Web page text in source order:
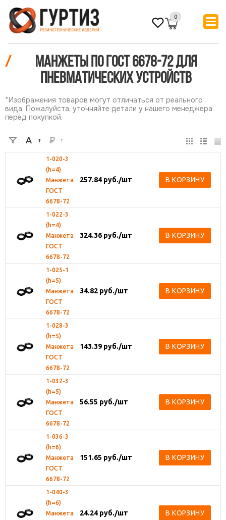
0
/
Манжеты по ГОСТ 6678-72 для
пневматических устройств
*Изображения товаров могут отличаться от реального
вида. Пожалуйста, уточняйте детали у нашего менеджера
перед покупкой.
1-020-3
(h=4)
Манжета
ГОСТ
6678-72
257.84 руб./шт В КОРЗИНУ
1-022-3
(h=4)
Манжета
ГОСТ
6678-72
324.36 руб./шт В КОРЗИНУ
1-025-1
(h=5)
Манжета
ГОСТ
6678-72
34.82 руб./шт В КОРЗИНУ
1-028-3
(h=5)
Манжета
ГОСТ
6678-72
143.39 руб./шт В КОРЗИНУ
1-032-3
(h=5)
Манжета
ГОСТ
6678-72
56.55 руб./шт В КОРЗИНУ
1-036-3
(h=6)
Манжета
ГОСТ
6678-72
151.65 руб./шт В КОРЗИНУ
1-040-3
(h=6)
Манжета
24.24 руб./шт В КОРЗИНУ